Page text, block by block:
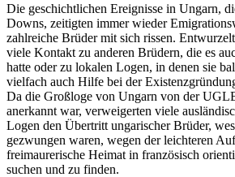
Die geschichtlichen Ereignisse in Ungarn,
Downs, zeitigten immer wieder
zahlreiche Brüder mit sich rissen.
viele Kontakt zu anderen Brüdern, die es
hatte oder zu lokalen Logen, in denen sie
vielfach auch Hilfe bei der
Da die Großloge von Ungarn von der
anerkannt war, verweigerten viele
Logen den Übertritt ungarischer Brüder,
gezwungen waren, wegen der leichteren
freimaurerische Heimat in französisch
suchen und zu finden.